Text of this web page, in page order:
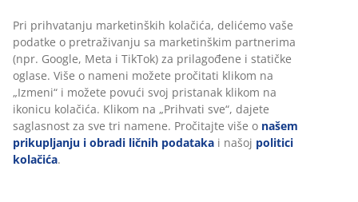
Način na koji možete svom dnevnom boravku dati
poseban izgled je uređenjem i dekorisanjem garniture
raznim jastucima - što više, to bolje. Slobodno
kombinujte različite boje, materijale i uzorke. Osim što
stvara prijatnu atmosferu, pokazuje hrabrost za
mešanje različitih boja i možda može nadahnuti vaše
goste da učine isto.
Pri prihvatanju marketinških kolačića, delićemo vaše
podatke o pretraživanju sa marketinškim partnerima
(npr. Google, Meta i TikTok) za prilagođene i statičke
oglase. Više o nameni možete pročitati klikom na
„Izmeni“ i možete povući svoj pristanak klikom na
ikonicu kolačića. Klikom na „Prihvati sve“, dajete
saglasnost za sve tri namene. Pročitajte više o našem
prikupljanju i obradi ličnih podataka i našoj politici
kolačića.